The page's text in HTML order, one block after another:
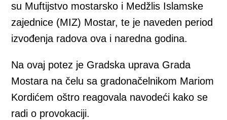
su Muftijstvo mostarsko i Medžlis Islamske
zajednice (MIZ) Mostar, te je naveden period
izvođenja radova ova i naredna godina.
Na ovaj potez je Gradska uprava Grada
Mostara na čelu sa gradonačelnikom Mariom
Kordićem oštro reagovala navodeći kako se
radi o provokaciji.